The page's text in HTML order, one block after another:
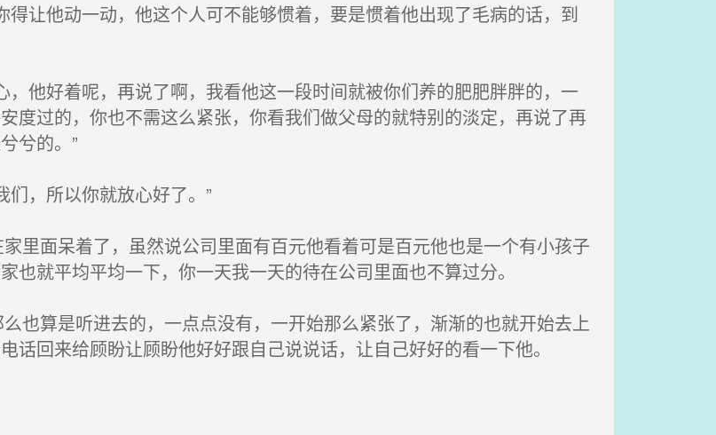
让他动一动，他这个人可不能够惯着，要是惯着他出现了毛病的话，到
他好着呢，再说了啊，我看他这一段时间就被你们养的肥肥胖胖的，一
度过的，你也不需这么紧张，你看我们做父母的就特别的淡定，再说了再
兮的。”
，所以你就放心好了。”
里面呆着了，虽然说公司里面有百元他看着可是百元他也是一个有小孩子
也就平均平均一下，你一天我一天的待在公司里面也不算过分。
也算是听进去的，一点点没有，一开始那么紧张了，渐渐的也就开始去上
话回来给顾盼让顾盼他好好跟自己说说话，让自己好好的看一下他。